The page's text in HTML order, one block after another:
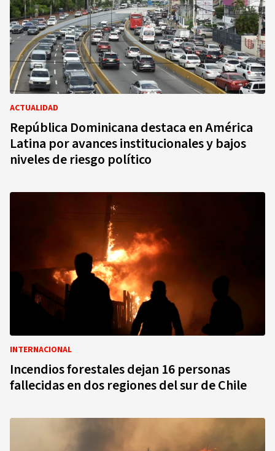
ACTUALIDAD
República Dominicana destaca en América
Latina por avances institucionales y bajos
niveles de riesgo político
INTERNACIONAL
Incendios forestales dejan 16 personas
fallecidas en dos regiones del sur de Chile